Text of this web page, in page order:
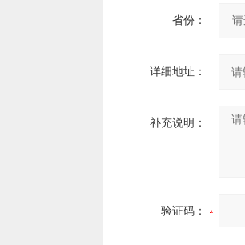
省份：
详细地址：
补充说明：
验证码：